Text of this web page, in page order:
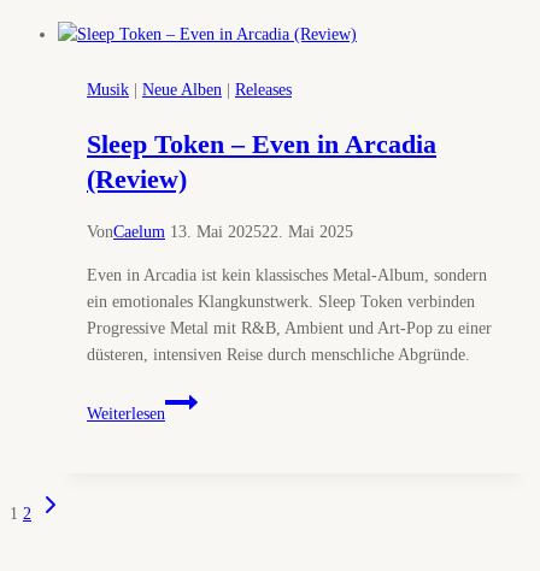
Beyond
Musik Neue Alben Releases
Sleep Token – Even in Arcadia
(Review)
VonCaelum 13. Mai 202522. Mai 2025
Even in Arcadia ist kein klassisches Metal-Album, sondern
ein emotionales Klangkunstwerk. Sleep Token verbinden
Progressive Metal mit R&B, Ambient und Art-Pop zu einer
düsteren, intensiven Reise durch menschliche Abgründe.
Weiterlesen
Sleep
Token
Seitennavigation
1 2
Nächste